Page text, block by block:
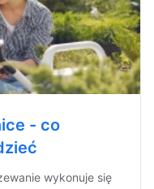
- co
wykonuje się